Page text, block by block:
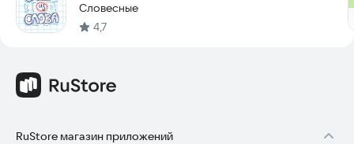
Словесные
4,7
RuStore магазин приложений